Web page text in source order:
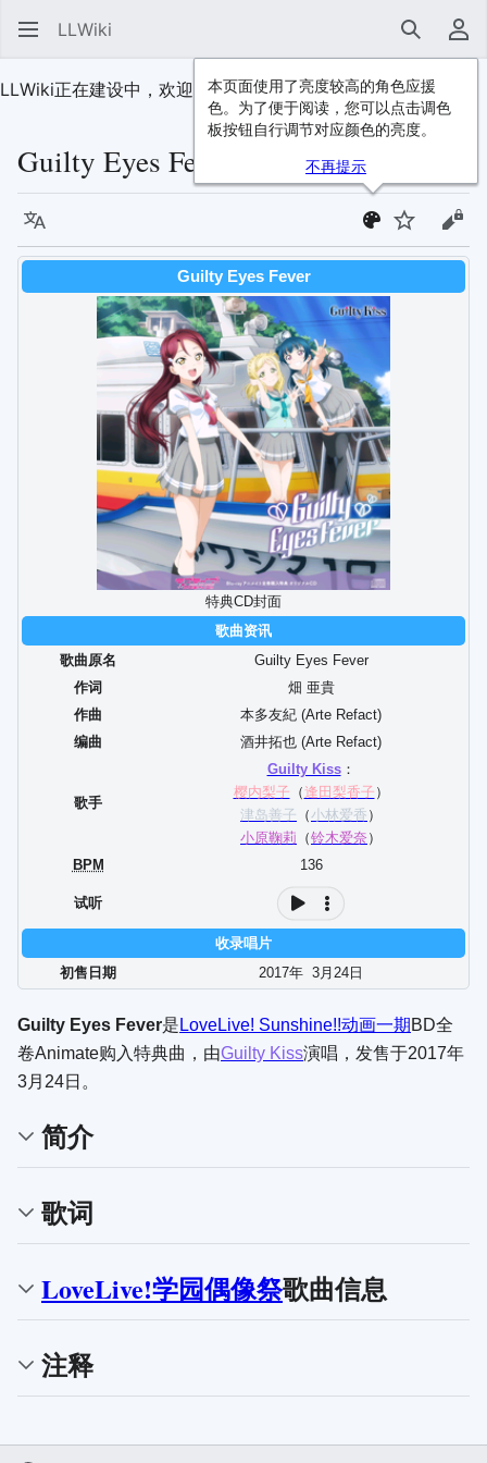
LLWiki 搜索 用
LLWiki正在建设中，欢迎 加入我们！
Guilty Eyes Fever
语言 监视 查
Guilty Eyes Fever
特典CD封面
歌曲资讯
歌曲原名
Guilty Eyes Fever
作词
畑 亜貴
作曲
本多友紀 (Arte Refact)
编曲
酒井拓也 (Arte Refact)
歌手
Guilty Kiss：
樱内梨子 （逢田梨香子 ）
津岛善子 （ 小林爱香 ）
小原鞠莉 （铃木爱奈 ）
BPM
136
试听
收录唱片
初售日期
2017年 3月 24 日
Guilty Eyes Fever是 LoveLive! Sunshine!!动画一期 BD全
卷Animate购入特典曲，由Guilty Kiss演唱，发售于2017年
3月24日。
简介
歌词
LoveLive!学园偶像祭歌曲信息
注释
本页面使用了亮度较高的角色应援
色。为了便于阅读，您可以点击调色
板按钮自行调节对应颜色的亮度。
不再提示